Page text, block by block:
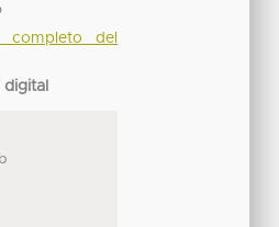
completo del